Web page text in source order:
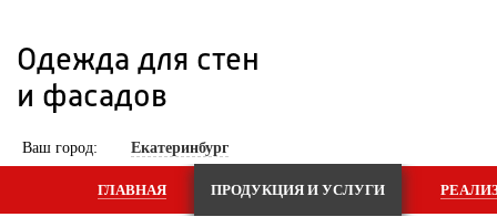
Одежда для стен
и фасадов
Ваш город: Екатеринбург
ГЛАВНАЯ ПРОДУКЦИЯ И УСЛУГИ